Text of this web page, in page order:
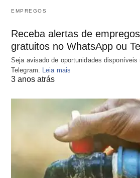
EMPREGOS
Receba alertas de
gratuitos no WhatsApp ou
Seja avisado de oportunidades disponíveis
Telegram.
Leia mais
3 anos atrás